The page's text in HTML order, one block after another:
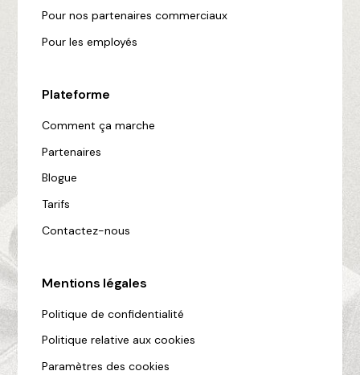
Pour nos partenaires commerciaux
Pour les employés
Plateforme
Comment ça marche
Partenaires
Blogue
Tarifs
Contactez-nous
Mentions légales
Politique de confidentialité
Politique relative aux cookies
Paramètres des cookies